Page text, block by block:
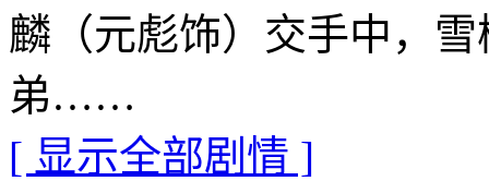
麟（元彪饰）交手中，
弟……
[ 显示全部剧情 ]